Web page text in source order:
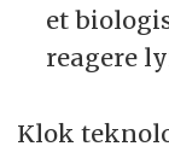
et
reagere
Klok